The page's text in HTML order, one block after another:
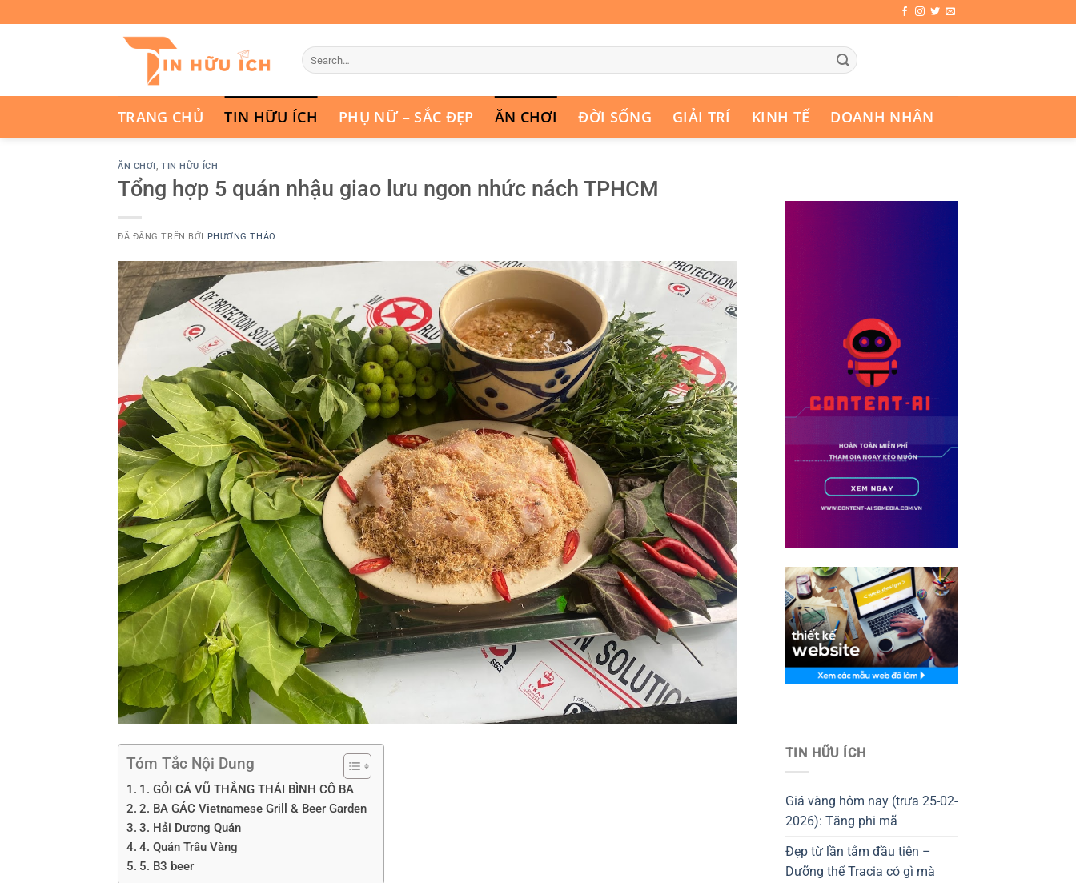
đến
TRANG CHỦ TIN HỮU ÍCH PHỤ NỮ – SẮC ĐẸP ĂN CHƠI ĐỜI SỐNG GIẢI TRÍ KINH TẾ DOANH NHÂN
ĂN CHƠI,TIN HỮU ÍCH
Tổng hợp 5 quán nhậu giao lưu ngon nhức nách TPHCM
ĐÃ ĐĂNG TRÊN BỞI PHƯƠNG THẢO
Tóm Tắc Nội Dung
1. GỎI CÁ VŨ THẮNG THÁI BÌNH CÔ BA
2. BA GÁC Vietnamese Grill & Beer Garden
3. Hải Dương Quán
4. Quán Trâu Vàng
5. B3 beer
TIN HỮU ÍCH
Giá vàng hôm nay (trưa 25-02-
2026): Tăng phi mã
Đẹp từ lần tắm đầu tiên –
Dưỡng thể Tracia có gì mà